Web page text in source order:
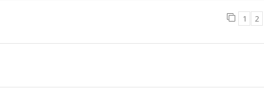
1 2